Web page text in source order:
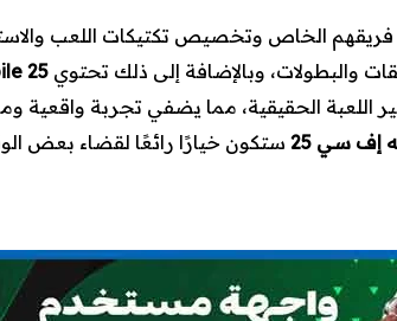
فريقهم الخاص وتخصيص تكتيكات اللعب
والبطولات، وبالإضافة إلى ذلك تحتوي 25
اللعبة الحقيقية، مما يضفي تجربة واقعية
إف سي 25 ستكون خيارًا رائعًا لقضاء بعض